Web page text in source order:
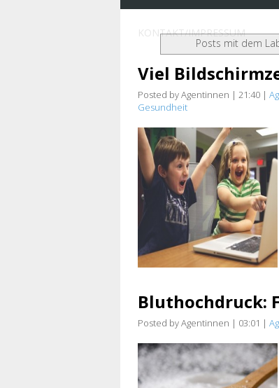
KONTAKT/IMPRESSUM
Posts mit dem
Viel
Posted by Agentinnen | 21:40 |
Gesundheit
Bluthochdruck:
Posted by Agentinnen | 03:01 |